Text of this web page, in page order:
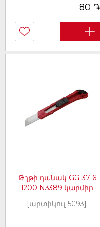
80 ֏
Թղթի դանակ GG-37-6
1200 N3389 կարմիր
[արտիկուլ 5093]